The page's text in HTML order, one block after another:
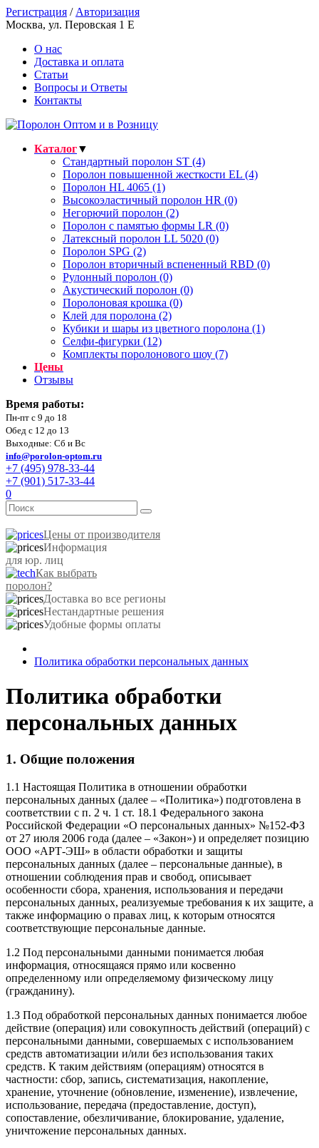
Регистрация / Авторизация
Москва, ул. Перовская 1 E
О нас
Доставка и оплата
Статьи
Вопросы и Ответы
Контакты
Каталог▼
Стандартный поролон ST (4)
Поролон повышенной жесткости EL (4)
Поролон HL 4065 (1)
Высокоэластичный поролон HR (0)
Негорючий поролон (2)
Поролон с памятью формы LR (0)
Латексный поролон LL 5020 (0)
Поролон SPG (2)
Поролон вторичный вспененный RBD (0)
Рулонный поролон (0)
Акустический поролон (0)
Поролоновая крошка (0)
Клей для поролона (2)
Кубики и шары из цветного поролона (1)
Селфи-фигурки (12)
Комплекты поролонового шоу (7)
Цены
Отзывы
Время работы:
Пн-пт с 9 до 18
Обед с 12 до 13
Выходные: Сб и Вс
info@porolon-optom.ru
+7 (495) 978-33-44
+7 (901) 517-33-44
0
Цены от производителя
Информация
для юр. лиц
Как выбрать
поролон?
Доставка во все регионы
Нестандартные решения
Удобные формы оплаты
Политика обработки персональных данных
Политика обработки
персональных данных
1. Общие положения
1.1 Настоящая Политика в отношении обработки
персональных данных (далее – «Политика») подготовлена в
соответствии с п. 2 ч. 1 ст. 18.1 Федерального закона
Российской Федерации «О персональных данных» №152-ФЗ
от 27 июля 2006 года (далее – «Закон») и определяет позицию
ООО «АРТ-ЭШ» в области обработки и защиты
персональных данных (далее – персональные данные), в
отношении соблюдения прав и свобод, описывает
особенности сбора, хранения, использования и передачи
персональных данных, реализуемые требования к их защите, а
также информацию о правах лиц, к которым относятся
соответствующие персональные данные.
1.2 Под персональными данными понимается любая
информация, относящаяся прямо или косвенно
определенному или определяемому физическому лицу
(гражданину).
1.3 Под обработкой персональных данных понимается любое
действие (операция) или совокупность действий (операций) с
персональными данными, совершаемых с использованием
средств автоматизации и/или без использования таких
средств. К таким действиям (операциям) относятся в
частности: сбор, запись, систематизация, накопление,
хранение, уточнение (обновление, изменение), извлечение,
использование, передача (предоставление, доступ),
сопоставление, обезличивание, блокирование, удаление,
уничтожение персональных данных.